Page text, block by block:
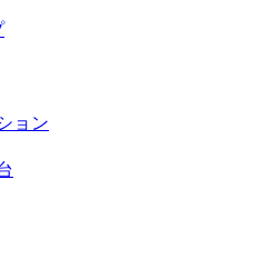
ョン